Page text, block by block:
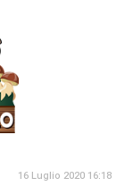
16 Luglio 2020 16:18